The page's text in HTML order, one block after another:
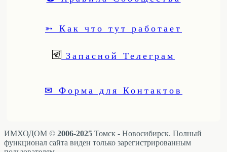
➳ Как что тут работает
Запасной Телеграм
✉ Форма для Контактов
ИМХОДОМ © 2006-2025 Томск - Новосибирск. Полный
функционал сайта виден только зарегистрированным